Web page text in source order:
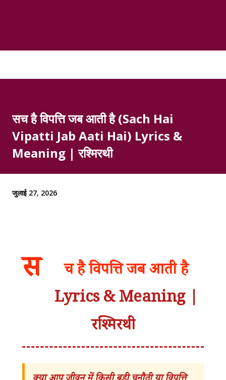
सच है विपत्ति जब आती है (Sach Hai
Vipatti Jab Aati Hai) Lyrics &
Meaning | रश्मिरथी
जुलाई 27, 2026
स
च है विपत्ति जब आती है
Lyrics & Meaning |
रश्मिरथी